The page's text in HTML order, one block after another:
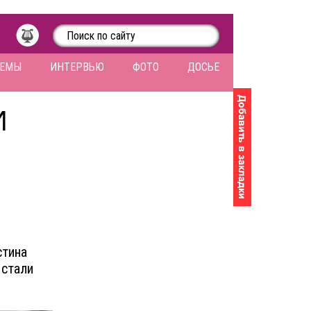
ИНТЕРВЬЮ ФОТО ДОСЬЕ